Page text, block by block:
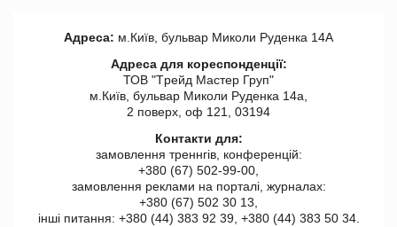
Адреса: м.Київ, бульвар Миколи Руденка 14А
Адреса для кореспонденції:
ТОВ "Tрейд Мастер Груп"
м.Київ, бульвар Миколи Руденка 14а,
2 поверх, оф 121, 03194
Контакти для:
замовлення треннгів, конференцій:
+380 (67) 502-99-00,
замовлення реклами на порталі, журналах:
+380 (67) 502 30 13,
інші питання: +380 (44) 383 92 39, +380 (44) 383 50 34.